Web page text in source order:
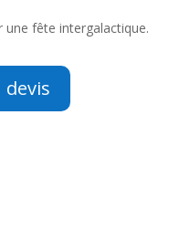
une fête intergalactique.